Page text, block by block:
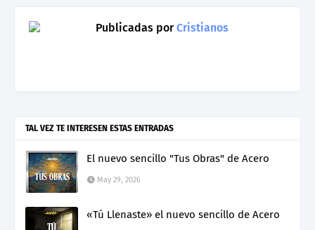
Publicadas porCristianos
TAL VEZ TE INTERESEN ESTAS ENTRADAS
El nuevo sencillo "Tus Obras" de Acero
May 29, 2026
«Tú Llenaste» el nuevo sencillo de Acero